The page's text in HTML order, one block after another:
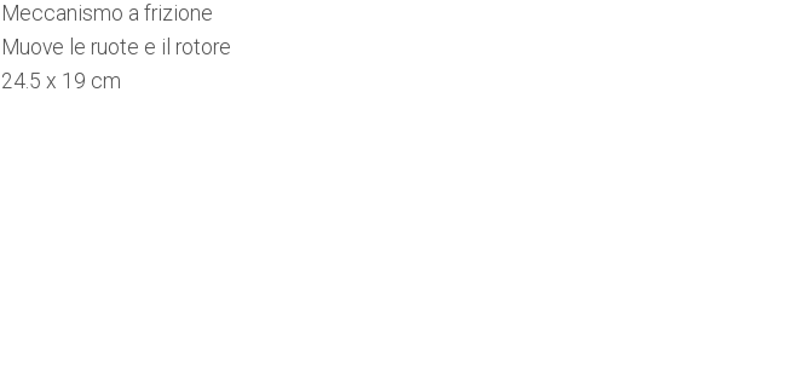
Meccanismo a frizione
Muove le ruote e il rotore
24.5 x 19 cm